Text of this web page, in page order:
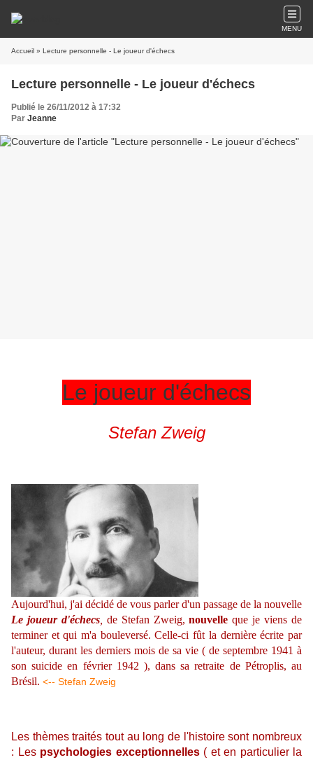
MENU
Accueil » Lecture personnelle - Le joueur d'échecs
Lecture personnelle - Le joueur d'échecs
Publié le 26/11/2012 à 17:32
Par Jeanne
Le joueur d'échecs
Stefan Zweig
Aujourd'hui, j'ai décidé de vous parler d'un passage de la nouvelle
Le joueur d'échecs, de Stefan Zweig,nouvelle que je viens de
terminer et qui m'a bouleversé. Celle-ci fût la dernière écrite par
l'auteur, durant les derniers mois de sa vie ( de septembre 1941 à
son suicide en février 1942 ), dans sa retraite de Pétroplis, au
Brésil. <-- Stefan Zweig
Les thèmes traités tout au long de l'histoire sont nombreux
: Les psychologies exceptionnelles( et en particulier la